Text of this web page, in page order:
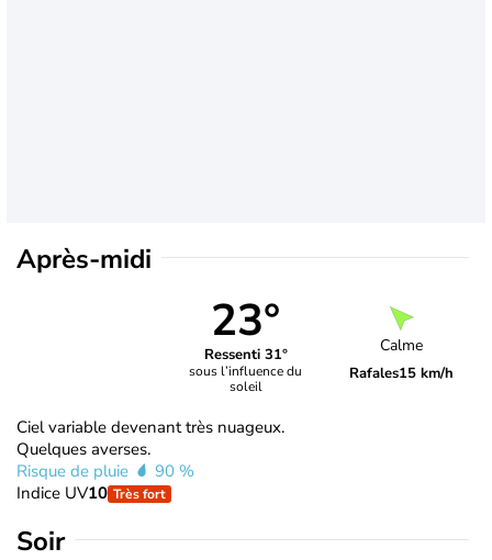
Après-midi
23°
Ressenti 31°
sous l’influence du
soleil
Calme
Rafales15 km/h
Ciel variable devenant très nuageux.
Quelques averses.
Risque de pluie
90 %
Indice UV10 Très fort
Soir